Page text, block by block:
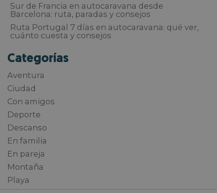
Sur de Francia en autocaravana desde
Barcelona: ruta, paradas y consejos
Ruta Portugal 7 días en autocaravana: qué ver,
cuánto cuesta y consejos
Categorías
Aventura
Ciudad
Con amigos
Deporte
Descanso
En familia
En pareja
Montaña
Playa